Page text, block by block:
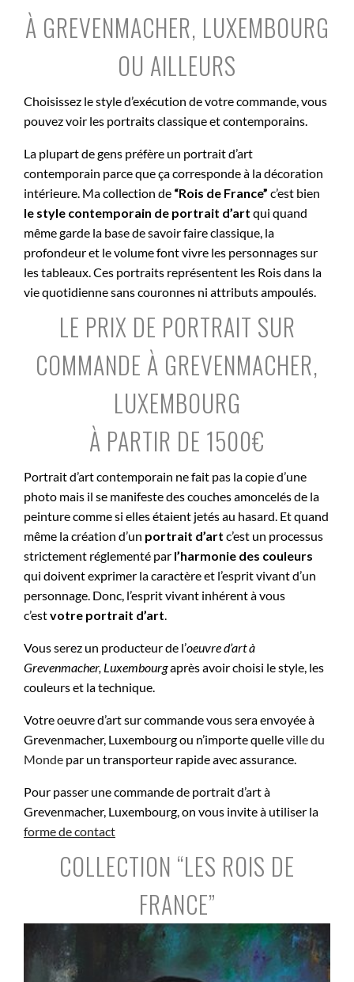
À GREVENMACHER, LUXEMBOURG
OU AILLEURS
Choisissez le style d’exécution de votre commande, vous
pouvez voir les portraits classique et contemporains.
La plupart de gens préfère un portrait d’art
contemporain parce que ça corresponde à la décoration
intérieure. Ma collection de “Rois de France” c’est bien
le style contemporain de portrait d’art qui quand
même garde la base de savoir faire classique, la
profondeur et le volume font vivre les personnages sur
les tableaux. Ces portraits représentent les Rois dans la
vie quotidienne sans couronnes ni attributs ampoulés.
LE PRIX DE PORTRAIT SUR
COMMANDE À GREVENMACHER,
LUXEMBOURG
À PARTIR DE 1500€
Portrait d’art contemporain ne fait pas la copie d’une
photo mais il se manifeste des couches amoncelés de la
peinture comme si elles étaient jetés au hasard. Et quand
même la création d’un portrait d’art c’est un processus
strictement réglementé par l’harmonie des couleurs
qui doivent exprimer la caractère et l’esprit vivant d’un
personnage. Donc, l’esprit vivant inhérent à vous
c’estvotre portrait d’art.
Vous serez un producteur de l’oeuvre d’art à
Grevenmacher, Luxembourgaprès avoir choisi le style, les
couleurs et la technique.
Votre oeuvre d’art sur commande vous sera envoyée à
Grevenmacher, Luxembourg ou n’importe quelleville du
Monde par un transporteur rapide avec assurance.
Pour passer une commande de portrait d’art à
Grevenmacher, Luxembourg, on vous invite à utiliser la
forme de contact
COLLECTION “LES ROIS DE
FRANCE”